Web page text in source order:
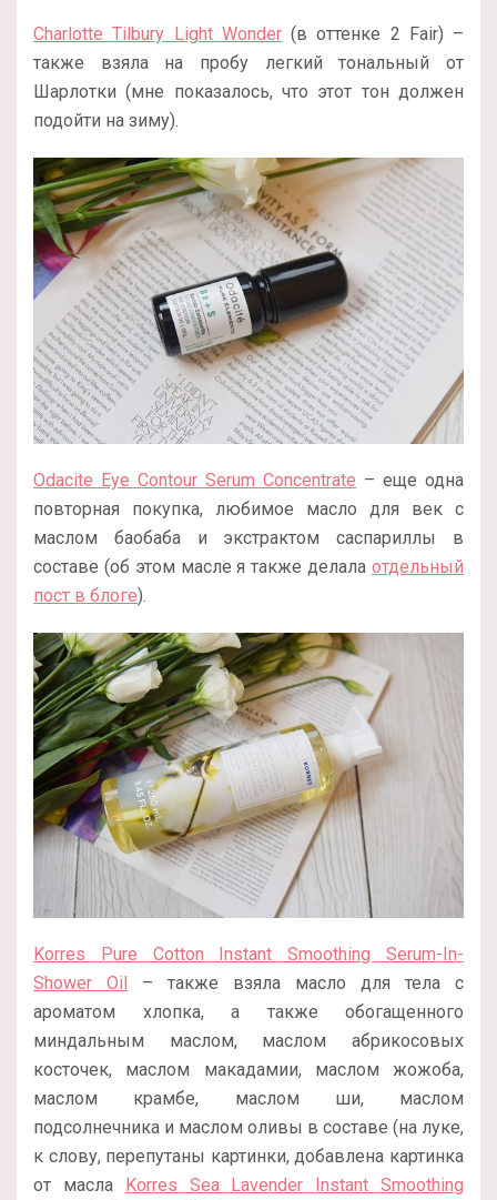
Charlotte Tilbury Light Wonder(в оттенке 2 Fair) –
также взяла на пробу легкий тональный от
Шарлотки (мне показалось, что этот тон должен
подойти на зиму).
Odacite Eye Contour Serum Concentrate – еще одна
повторная покупка, любимое масло для век с
маслом баобаба и экстрактом саспариллы в
составе (об этом масле я также делала отдельный
пост в блоге).
Korres Pure Cotton Instant Smoothing Serum-In-
Shower Oil – также взяла масло для тела с
ароматом хлопка, а также обогащенного
миндальным маслом, маслом абрикосовых
косточек, маслом макадамии, маслом жожоба,
маслом крамбе, маслом ши, маслом
подсолнечника и маслом оливы в составе (на луке,
к слову, перепутаны картинки, добавлена картинка
от масла Korres Sea Lavender Instant Smoothing